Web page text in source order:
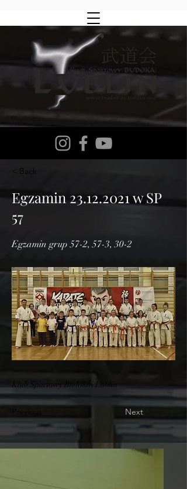
< Back
Egzamin 23.12.2021 w SP
57
Egzamin grup 57-2, 57-3, 30-2
Klub Sportowy Budokai Lublin
Next